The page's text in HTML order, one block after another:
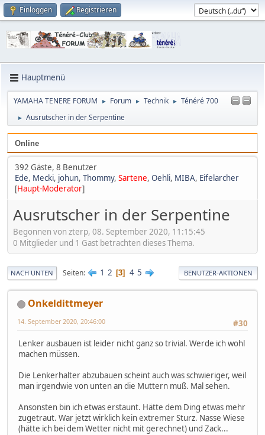
Einloggen Registrieren
Hauptmenü
YAMAHA TENERE FORUM ► Forum ► Technik ► Ténéré 700
► Ausrutscher in der Serpentine
Online
392 Gäste, 8 Benutzer
Ede, Mecki, johun, Thommy, Sartene, Oehli, MIBA, Eifelarcher
[Haupt-Moderator]
Ausrutscher in der Serpentine
Begonnen von zterp, 08. September 2020, 11:15:45
0 Mitglieder und 1 Gast betrachten dieses Thema.
NACH UNTEN Seiten 1 2 3 4 5 BENUTZER-AKTIONEN
Onkeldittmeyer
#30
14. September 2020, 20:46:00
Lenker ausbauen ist leider nicht ganz so trivial. Werde ich wohl
machen müssen.
Die Lenkerhalter abzubauen scheint auch was schwieriger, weil
man irgendwie von unten an die Muttern muß. Mal sehen.
Ansonsten bin ich etwas erstaunt. Hätte dem Ding etwas mehr
zugetraut. War jetzt wirklich kein extremer Sturz. Nasse Wiese
(hätte ich bei dem Wetter nicht mit gerechnet) und Zack...